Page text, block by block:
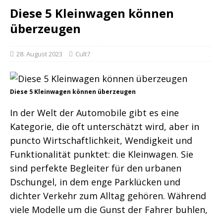
Diese 5 Kleinwagen können
überzeugen
28. August 2023 Cult7
Diese 5 Kleinwagen können überzeugen
In der Welt der Automobile gibt es eine
Kategorie, die oft unterschätzt wird, aber in
puncto Wirtschaftlichkeit, Wendigkeit und
Funktionalität punktet: die Kleinwagen. Sie
sind perfekte Begleiter für den urbanen
Dschungel, in dem enge Parklücken und
dichter Verkehr zum Alltag gehören. Während
viele Modelle um die Gunst der Fahrer buhlen,